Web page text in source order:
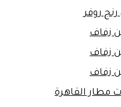
رنج روفر
زفاف
زفاف
زفاف
مطار القاهرة